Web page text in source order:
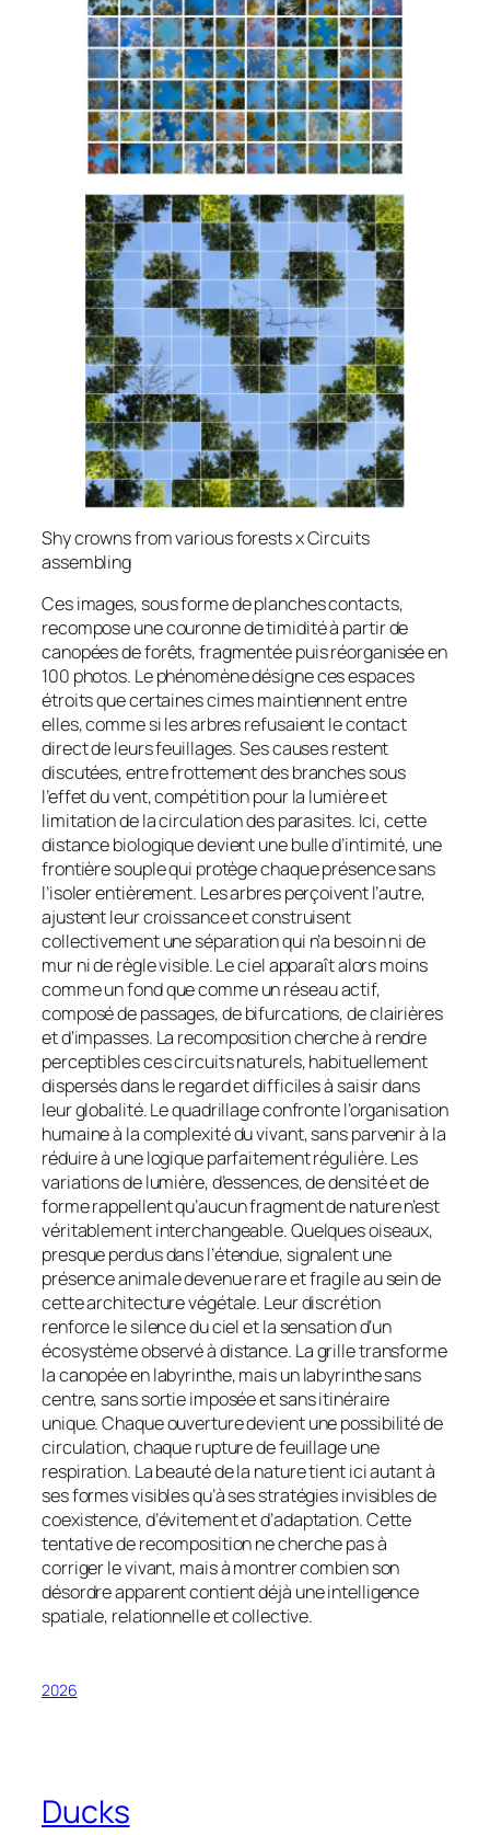
Shy crowns from various forests x Circuits
assembling
Ces images, sous forme de planches contacts,
recompose une couronne de timidité à partir de
canopées de forêts, fragmentée puis réorganisée en
100 photos. Le phénomène désigne ces espaces
étroits que certaines cimes maintiennent entre
elles, comme si les arbres refusaient le contact
direct de leurs feuillages. Ses causes restent
discutées, entre frottement des branches sous
l’effet du vent, compétition pour la lumière et
limitation de la circulation des parasites. Ici, cette
distance biologique devient une bulle d’intimité, une
frontière souple qui protège chaque présence sans
l’isoler entièrement. Les arbres perçoivent l’autre,
ajustent leur croissance et construisent
collectivement une séparation qui n’a besoin ni de
mur ni de règle visible. Le ciel apparaît alors moins
comme un fond que comme un réseau actif,
composé de passages, de bifurcations, de clairières
et d’impasses. La recomposition cherche à rendre
perceptibles ces circuits naturels, habituellement
dispersés dans le regard et difficiles à saisir dans
leur globalité. Le quadrillage confronte l’organisation
humaine à la complexité du vivant, sans parvenir à la
réduire à une logique parfaitement régulière. Les
variations de lumière, d’essences, de densité et de
forme rappellent qu’aucun fragment de nature n’est
véritablement interchangeable. Quelques oiseaux,
presque perdus dans l’étendue, signalent une
présence animale devenue rare et fragile au sein de
cette architecture végétale. Leur discrétion
renforce le silence du ciel et la sensation d’un
écosystème observé à distance. La grille transforme
la canopée en labyrinthe, mais un labyrinthe sans
centre, sans sortie imposée et sans itinéraire
unique. Chaque ouverture devient une possibilité de
circulation, chaque rupture de feuillage une
respiration. La beauté de la nature tient ici autant à
ses formes visibles qu’à ses stratégies invisibles de
coexistence, d’évitement et d’adaptation. Cette
tentative de recomposition ne cherche pas à
corriger le vivant, mais à montrer combien son
désordre apparent contient déjà une intelligence
spatiale, relationnelle et collective.
2026
Ducks